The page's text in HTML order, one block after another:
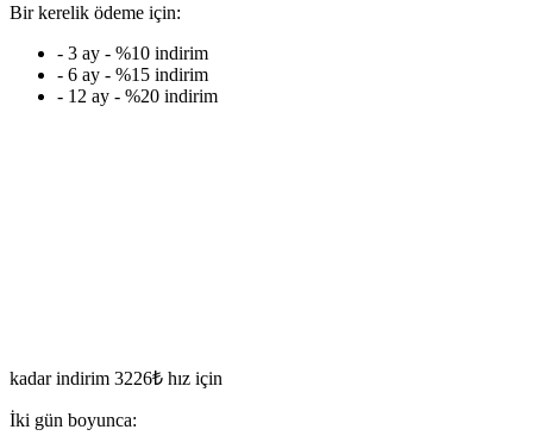
Bir kerelik ödeme için:
- 3 ay - %10 indirim
- 6 ay - %15 indirim
- 12 ay - %20 indirim
kadar indirim 3226₺ hız için
İki gün boyunca: